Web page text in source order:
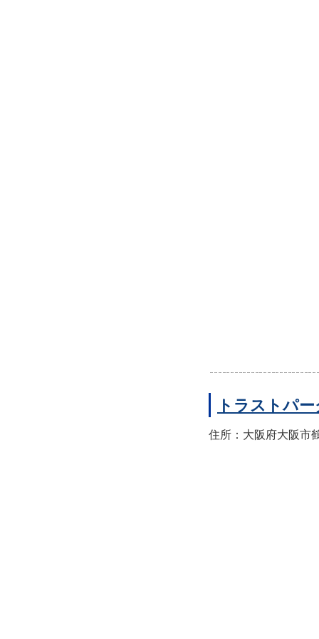
トラストパ
住所：大阪府大阪市